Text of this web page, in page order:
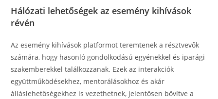
Hálózati lehetőségek az esemény kihívások
révén
Az esemény kihívások platformot teremtenek a résztvevők
számára, hogy hasonló gondolkodású egyénekkel és iparági
szakemberekkel találkozzanak. Ezek az interakciók
együttműködésekhez, mentorálásokhoz és akár
álláslehetőségekhez is vezethetnek, jelentősen bővítve a